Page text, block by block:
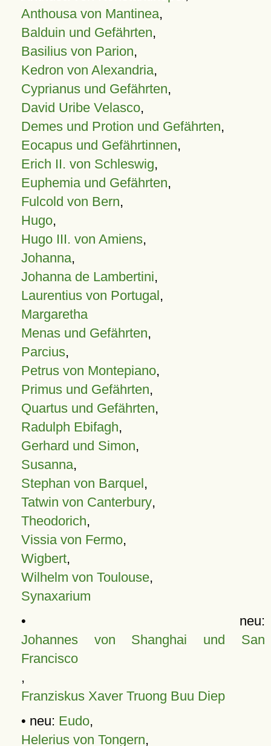
Anthousa von Mantinea,
Balduin und Gefährten,
Basilius von Parion,
Kedron von Alexandria,
Cyprianus und Gefährten,
David Uribe Velasco,
Demes und Protion und Gefährten,
Eocapus und Gefährtinnen,
Erich II. von Schleswig,
Euphemia und Gefährten,
Fulcold von Bern,
Hugo,
Hugo III. von Amiens,
Johanna,
Johanna de Lambertini,
Laurentius von Portugal,
Margaretha
Menas und Gefährten,
Parcius,
Petrus von Montepiano,
Primus und Gefährten,
Quartus und Gefährten,
Radulph Ebifagh,
Gerhard und Simon,
Susanna,
Stephan von Barquel,
Tatwin von Canterbury,
Theodorich,
Vissia von Fermo,
Wigbert,
Wilhelm von Toulouse,
Synaxarium
• neu:
Johannes von Shanghai und San
Francisco
,
Franziskus Xaver Truong Buu Diep
• neu: Eudo,
Helerius von Tongern,